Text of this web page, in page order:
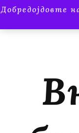
Добредојдовте